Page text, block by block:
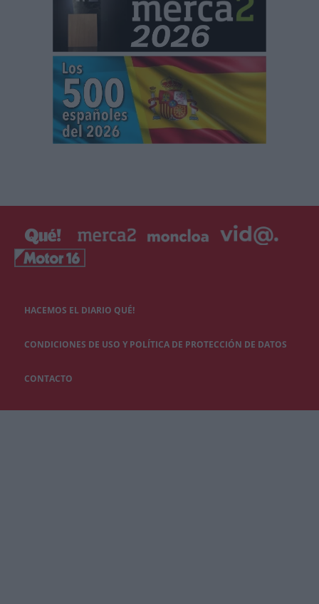
HACEMOS EL DIARIO QUÉ!
CONDICIONES DE USO Y POLÍTICA DE PROTECCIÓN DE DATOS
CONTACTO